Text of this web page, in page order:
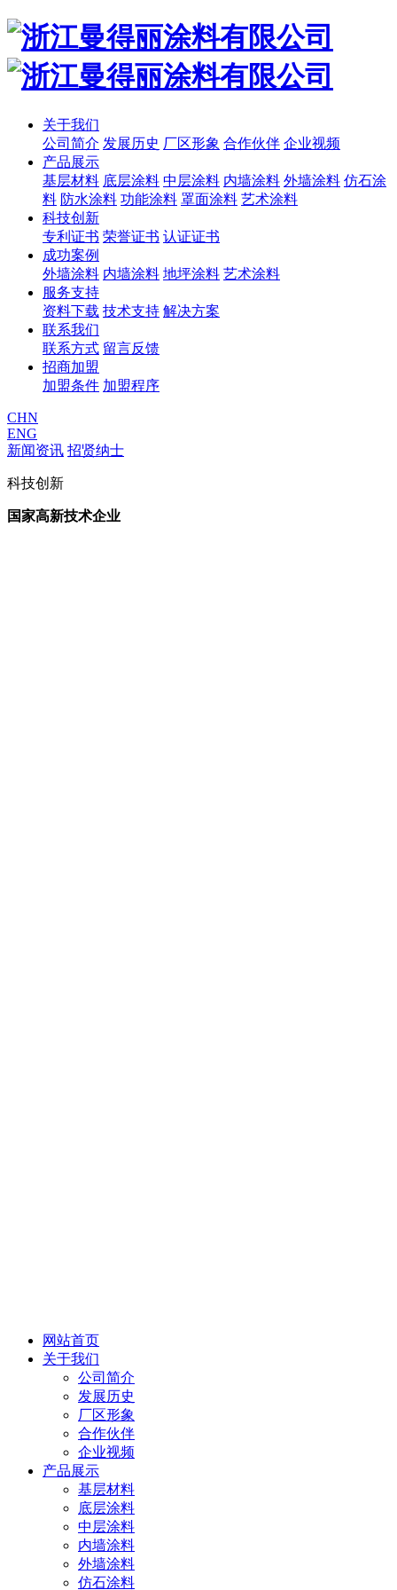
关于我们
公司简介 发展历史 厂区形象 合作伙伴 企业视频
产品展示
基层材料 底层涂料 中层涂料 内墙涂料 外墙涂料 仿石涂
料 防水涂料 功能涂料 罩面涂料 艺术涂料
科技创新
专利证书 荣誉证书 认证证书
成功案例
外墙涂料 内墙涂料 地坪涂料 艺术涂料
服务支持
资料下载 技术支持 解决方案
联系我们
联系方式 留言反馈
招商加盟
加盟条件 加盟程序
CHN
ENG
新闻资讯 招贤纳士
科技创新
国家高新技术企业
网站首页
关于我们
公司简介
发展历史
厂区形象
合作伙伴
企业视频
产品展示
基层材料
底层涂料
中层涂料
内墙涂料
外墙涂料
仿石涂料